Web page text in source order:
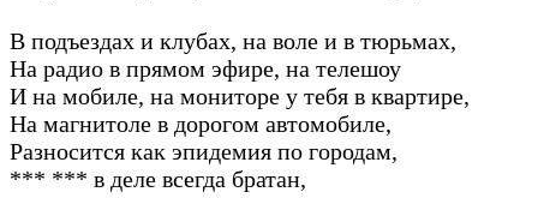
В подъездах и клубах, на воле и в тюрьмах,
На радио в прямом эфире, на телешоу
И на мобиле, на мониторе у тебя в квартире,
На магнитоле в дорогом автомобиле,
Разносится как эпидемия по городам,
*** *** в деле всегда братан,